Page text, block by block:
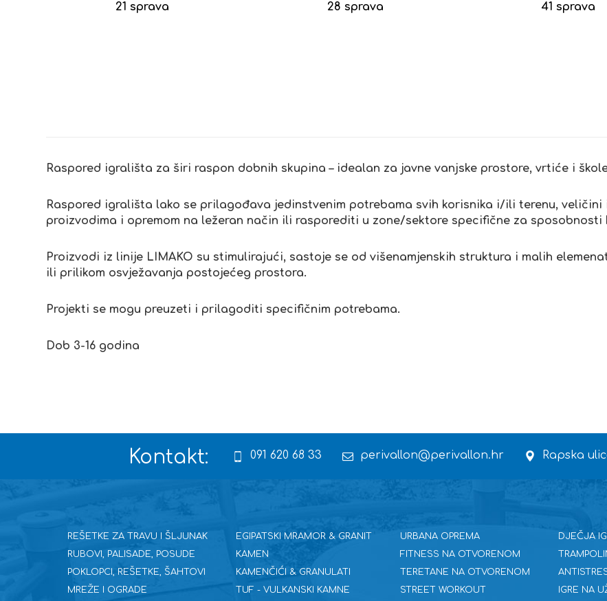
21 sprava 28 sprava 41 sprava
Raspored igrališta za širi raspon dobnih skupina – idealan za javne vanjske prostore, vrtiće i
Raspored igrališta lako se prilagođava jedinstvenim potrebama svih korisnika i/ili terenu,
proizvodima i opremom na ležeran način ili rasporediti u zone/sektore specifične za sposobnosti
Proizvodi iz linije LIMAKO su stimulirajući, sastoje se od višenamjenskih struktura i malih
ili prilikom osvježavanja postojećeg prostora.
Projekti se mogu preuzeti i prilagoditi specifičnim potrebama.
Dob 3-16 godina
Kontakt: 091 620 68 33 perivallon@perivallon.hr Rapska
REŠETKE ZA TRAVU I ŠLJUNAK
RUBOVI, PALISADE, POSUDE
POKLOPCI, REŠETKE, ŠAHTOVI
MREŽE I OGRADE
EGIPATSKI MRAMOR & GRANIT
KAMEN
KAMENČIĆI & GRANULATI
TUF - VULKANSKI KAMNE
URBANA OPREMA
FITNESS NA OTVORENOM
TERETANE NA OTVORENOM
STREET WORKOUT
DJEČJA
IGRE NA